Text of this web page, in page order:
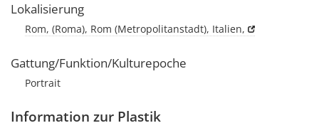
Lokalisierung
Rom, (Roma), Rom (Metropolitanstadt), Italien,
Gattung/Funktion/Kulturepoche
Portrait
Information zur Plastik